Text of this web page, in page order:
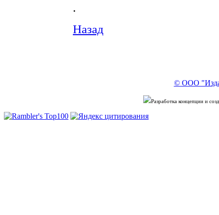
.
Назад
© ООО
Разработка концепции и